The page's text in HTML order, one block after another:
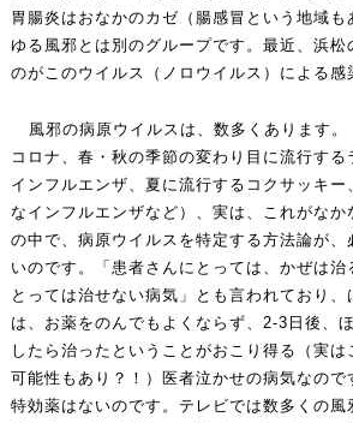
胃腸炎はおなかのカゼ（腸感冒という地域
ゆる風邪とは別のグループです。最近、浜松
のがこのウイルス（ノロウイルス）による感
風邪の病原ウイルスは、数多くあります。
コロナ、春・秋の季節の変わり目に流行する
インフルエンザ、夏に流行するコクサッキー
なインフルエンザなど）、実は、これがなか
の中で、病原ウイルスを特定する方法論が、
いのです。「患者さんにとっては、かぜは治
とっては治せない病気」とも言われており
は、お薬をのんでもよくならず、2-3日後、
したら治ったということがおこり得る（実は
可能性もあり？！）医者泣かせの病気なので
特効薬はないのです。テレビでは数多くの風